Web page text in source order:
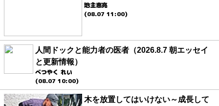
地主恵亮
(08.07 11:00)
人間ドックと能力者の医者（2026.8.7 朝エッセイ
と更新情報）
べつやく れい
(08.07 10:00)
木を放置してはいけない～成長して